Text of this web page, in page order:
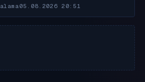
05.08.2026 20:51